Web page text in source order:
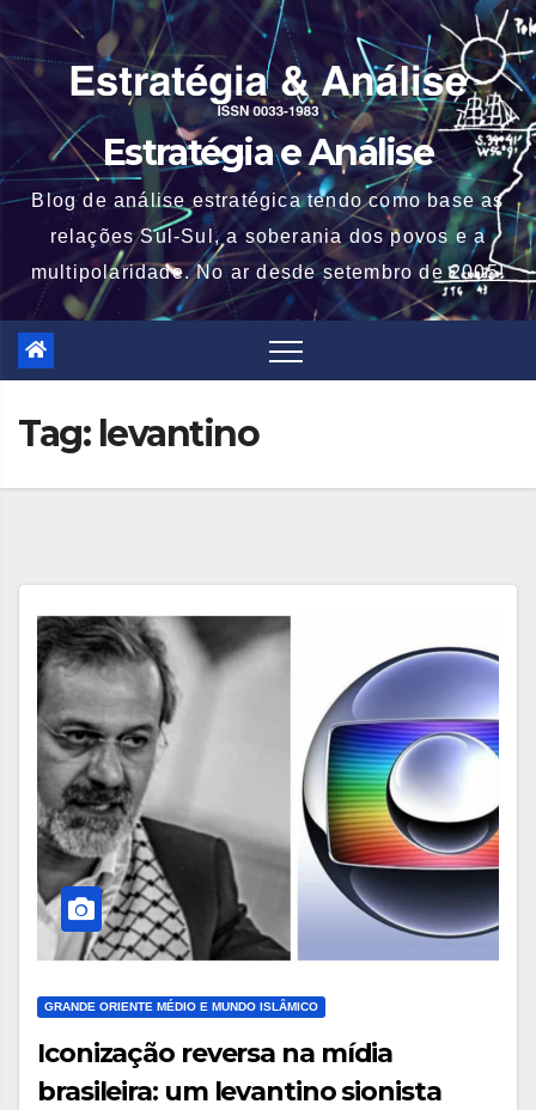
to
content
Estratégia e Análise
Blog de análise estratégica tendo como base as
relações Sul-Sul, a soberania dos povos e a
multipolaridade. No ar desde setembro de 2005!
Tag: levantino
GRANDE ORIENTE MÉDIO E MUNDO ISLÂMICO
Iconização reversa na mídia
brasileira: um levantino sionista